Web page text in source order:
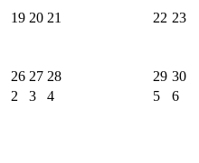
19 20 21 22 23
26 27 28 29 30
2 3 4 5
6